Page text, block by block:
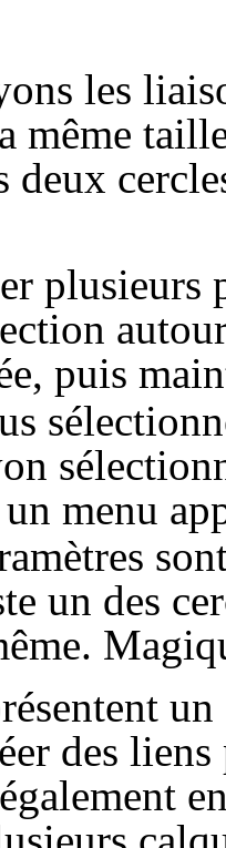
les
même
deux
plusieurs
puis
menu
un des
des